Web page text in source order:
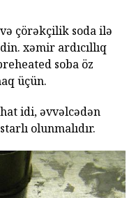
çörəkçilik soda ilə
xəmir ardıcıllıq
soba öz
üçün.
idi, əvvəlcədən
olunmalıdır.